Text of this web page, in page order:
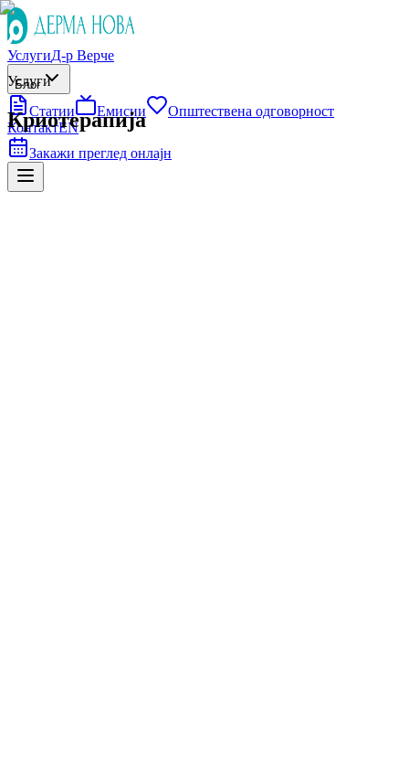
УслугиД-р Верче
Блог
Статии Емисии
Општествена одговорност
КонтактEN
Закажи преглед онлајн
Услуги
Криотерапија